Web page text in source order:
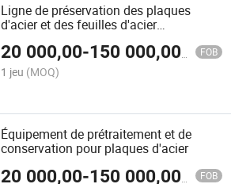
Ligne de préservation des plaques
d'acier et des feuilles d'acier
20 000,00-150 000,00$US
FOB
1 jeu (MOQ)
Équipement de prétraitement et de
conservation pour plaques d'acier
20 000,00-150 000,00$US
FOB